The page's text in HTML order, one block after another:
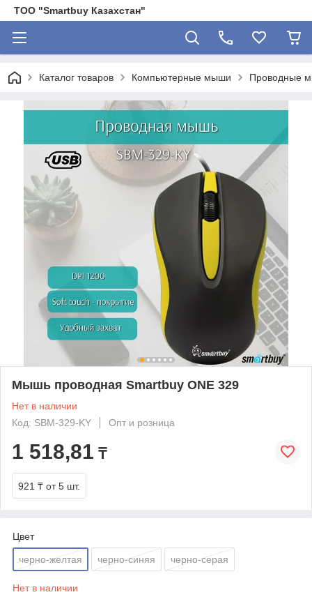
ТОО "Smartbuy Казахстан"
Каталог товаров Компьютерные мыши Проводные
Мышь проводная Smartbuy ONE 329
Нет в наличии
Код: SBM-329-KY
Опт и розница
1 518,81 ₸
921 ₸ от 5 шт.
Цвет
черно-желтая черно-синяя черно-серая
Нет в наличии